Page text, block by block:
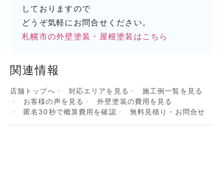
しておりますので
どうぞ気軽にお問合せください。
札幌市の外壁塗装・屋根塗装はこちら
関連情報
店舗トップへ 対応エリアを見る
施工例一覧を見る
お客様の声を見る
外壁塗装の費用を見る
匿名30秒で概算費用を確認
無料見積り・お問合せ